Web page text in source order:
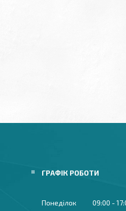
ГРАФІК РОБОТИ
Понеділок 09:00